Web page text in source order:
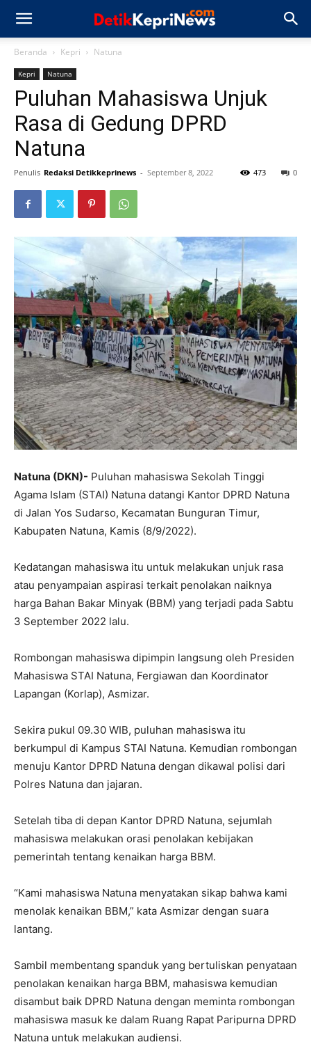
Beranda Kepri Natuna
Kepri Natuna
Puluhan Mahasiswa Unjuk
Rasa di Gedung DPRD
Natuna
Penulis Redaksi Detikkeprinews - September 8, 2022 0
473
Natuna (DKN)- Puluhan mahasiswa Sekolah Tinggi
Agama Islam (STAI) Natuna datangi Kantor DPRD Natuna
di Jalan Yos Sudarso, Kecamatan Bunguran Timur,
Kabupaten Natuna, Kamis (8/9/2022).
Kedatangan mahasiswa itu untuk melakukan unjuk rasa
atau penyampaian aspirasi terkait penolakan naiknya
harga Bahan Bakar Minyak (BBM) yang terjadi pada Sabtu
3 September 2022 lalu.
Rombongan mahasiswa dipimpin langsung oleh Presiden
Mahasiswa STAI Natuna, Fergiawan dan Koordinator
Lapangan (Korlap), Asmizar.
Sekira pukul 09.30 WIB, puluhan mahasiswa itu
berkumpul di Kampus STAI Natuna. Kemudian rombongan
menuju Kantor DPRD Natuna dengan dikawal polisi dari
Polres Natuna dan jajaran.
Setelah tiba di depan Kantor DPRD Natuna, sejumlah
mahasiswa melakukan orasi penolakan kebijakan
pemerintah tentang kenaikan harga BBM.
“Kami mahasiswa Natuna menyatakan sikap bahwa kami
menolak kenaikan BBM,” kata Asmizar dengan suara
lantang.
Sambil membentang spanduk yang bertuliskan penyataan
penolakan kenaikan harga BBM, mahasiswa kemudian
disambut baik DPRD Natuna dengan meminta rombongan
mahasiswa masuk ke dalam Ruang Rapat Paripurna DPRD
Natuna untuk melakukan audiensi.